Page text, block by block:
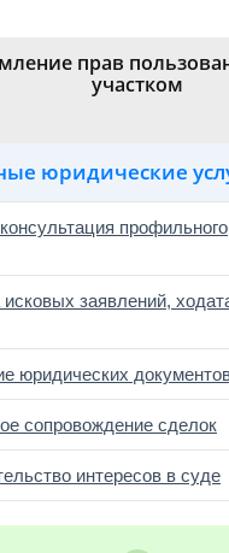
прав
участком
юридические
профильного
исковых заявлений,
юридических
сопровождение сделок
интересов в суде